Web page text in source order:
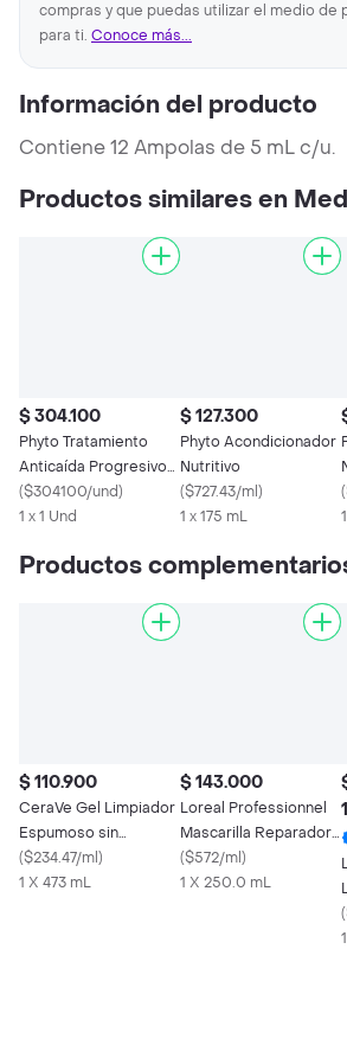
compras y que puedas utilizar el medio de
para ti. Conoce más...
Información del producto
Contiene 12 Ampolas de 5 mL c/u.
Productos similares en
$ 304.100
Phyto Tratamiento
Anticaída Progresivo
Mujer
($304100/und)
1 x 1 Und
$ 127.300
Phyto Acondicionador
Nutritivo
($727.43/ml)
1 x 175 mL
(
Productos
$ 110.900
CeraVe Gel Limpiador
Espumoso sin
Perfume Piel Normal a
Grasa
($234.47/ml)
1 X 473 mL
$ 143.000
Loreal Professionnel
Mascarilla Reparadora
Cabello Dañado
($572/ml)
1 X 250.0 mL
(